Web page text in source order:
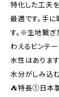
特化した工夫
最適です。手
す。※生地繋ぎ
わえるビンテ
水性はありま
水分がしみ込
⛺特長①日本